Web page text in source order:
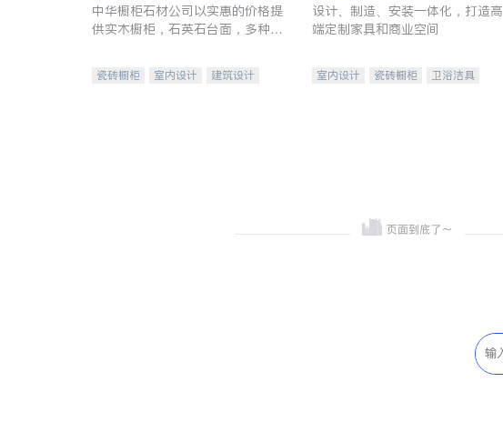
中华橱柜石材公司以实惠的价格提
供实木橱柜，石英石台面，多种优
瓷砖橱柜 室内设计
建筑设计
设计、制造、安装一体化，打造高
端定制家具和商业空间
室内设计 瓷砖橱柜
卫浴洁具